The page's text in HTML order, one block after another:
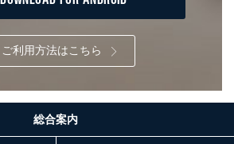
ご利用方法はこちら
総合案内